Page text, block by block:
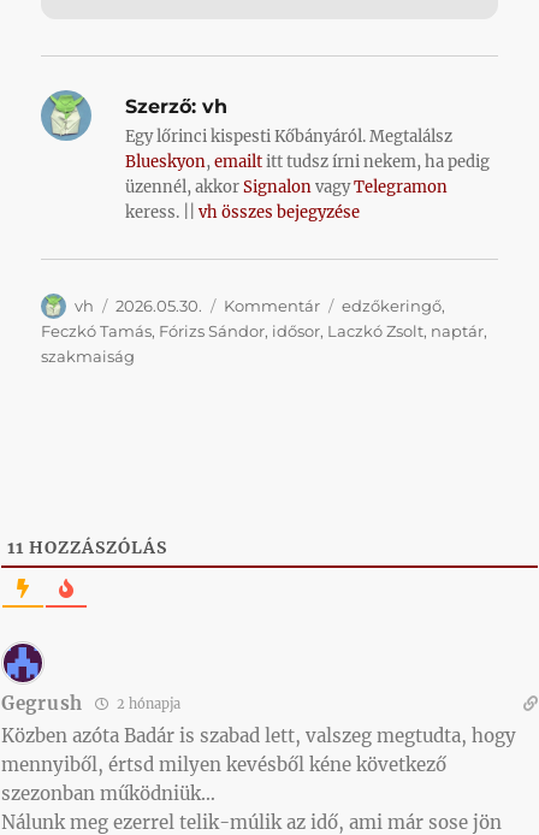
Szerző: vh
Egy lőrinci kispesti Kőbányáról. Megtalálsz
Blueskyon,emailtitt tudsz írni nekem, ha pedig
üzennél, akkorSignalonvagyTelegramon
keress. ||vh összes bejegyzése
Szerző
vh Közzétéve
2026.05.30. Kategória
Kommentár Címke
edzőkeringő,
Feczkó Tamás, Fórizs Sándor, idősor, Laczkó Zsolt, naptár,
szakmaiság
11 HOZZÁSZÓLÁS
Gegrush 2 hónapja
Közben azóta Badár is szabad lett, valszeg megtudta, hogy
mennyiből, értsd milyen kevésből kéne következő
szezonban működniük…
Nálunk meg ezerrel telik-múlik az idő, ami már sose jön